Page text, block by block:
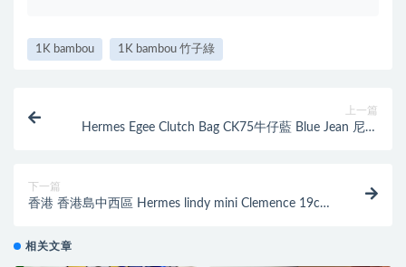
1K bambou 1K bambou 竹子綠
上一篇
Hermes Egee Clutch Bag CK75牛仔藍 Blue Jean 尼羅
下一篇
香港 香港島中西區 Hermes lindy mini Clemence 19cm
相关文章